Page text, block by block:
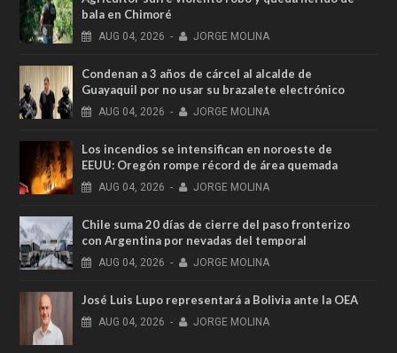
bala en Chimoré
AUG 04, 2026 - JORGE MOLINA
Condenan a 3 años de cárcel al alcalde de
Guayaquil por no usar su brazalete electrónico
AUG 04, 2026 - JORGE MOLINA
Los incendios se intensifican en noroeste de
EEUU: Oregón rompe récord de área quemada
AUG 04, 2026 - JORGE MOLINA
Chile suma 20 días de cierre del paso fronterizo
con Argentina por nevadas del temporal
AUG 04, 2026 - JORGE MOLINA
José Luis Lupo representará a Bolivia ante la OEA
AUG 04, 2026 - JORGE MOLINA